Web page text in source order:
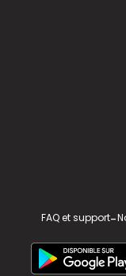
FAQ et support-